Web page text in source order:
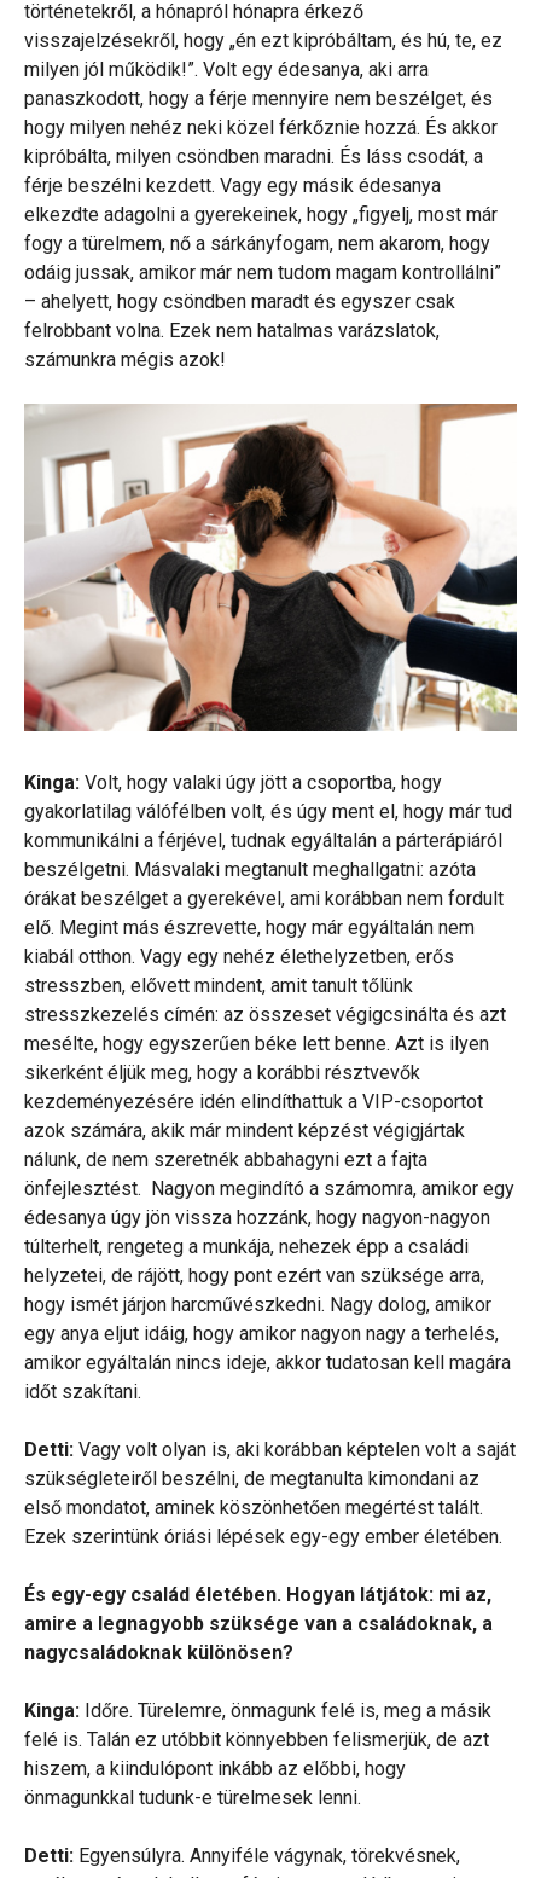
történetekről, a hónapról hónapra érkező
visszajelzésekről, hogy „én ezt kipróbáltam, és hú, te, ez
milyen jól működik!”. Volt egy édesanya, aki arra
panaszkodott, hogy a férje mennyire nem beszélget, és
hogy milyen nehéz neki közel férkőznie hozzá. És akkor
kipróbálta, milyen csöndben maradni. És láss csodát, a
férje beszélni kezdett. Vagy egy másik édesanya
elkezdte adagolni a gyerekeinek, hogy „figyelj, most már
fogy a türelmem, nő a sárkányfogam, nem akarom, hogy
odáig jussak, amikor már nem tudom magam kontrollálni”
– ahelyett, hogy csöndben maradt és egyszer csak
felrobbant volna. Ezek nem hatalmas varázslatok,
számunkra mégis azok!
Kinga: Volt, hogy valaki úgy jött a csoportba, hogy
gyakorlatilag válófélben volt, és úgy ment el, hogy már tud
kommunikálni a férjével, tudnak egyáltalán a párterápiáról
beszélgetni. Másvalaki megtanult meghallgatni: azóta
órákat beszélget a gyerekével, ami korábban nem fordult
elő. Megint más észrevette, hogy már egyáltalán nem
kiabál otthon. Vagy egy nehéz élethelyzetben, erős
stresszben, elővett mindent, amit tanult tőlünk
stresszkezelés címén: az összeset végigcsinálta és azt
mesélte, hogy egyszerűen béke lett benne. Azt is ilyen
sikerként éljük meg, hogy a korábbi résztvevők
kezdeményezésére idén elindíthattuk a VIP-csoportot
azok számára, akik már mindent képzést végigjártak
nálunk, de nem szeretnék abbahagyni ezt a fajta
önfejlesztést. Nagyon megindító a számomra, amikor egy
édesanya úgy jön vissza hozzánk, hogy nagyon-nagyon
túlterhelt, rengeteg a munkája, nehezek épp a családi
helyzetei, de rájött, hogy pont ezért van szüksége arra,
hogy ismét járjon harcművészkedni. Nagy dolog, amikor
egy anya eljut idáig, hogy amikor nagyon nagy a terhelés,
amikor egyáltalán nincs ideje, akkor tudatosan kell magára
időt szakítani.
Detti: Vagy volt olyan is, aki korábban képtelen volt a saját
szükségleteiről beszélni, de megtanulta kimondani az
első mondatot, aminek köszönhetően megértést talált.
Ezek szerintünk óriási lépések egy-egy ember életében.
És egy-egy család életében. Hogyan látjátok: mi az,
amire a legnagyobb szüksége van a családoknak, a
nagycsaládoknak különösen?
Kinga: Időre. Türelemre, önmagunk felé is, meg a másik
felé is. Talán ez utóbbit könnyebben felismerjük, de azt
hiszem, a kiindulópont inkább az előbbi, hogy
önmagunkkal tudunk-e türelmesek lenni.
Detti: Egyensúlyra. Annyiféle vágynak, törekvésnek,